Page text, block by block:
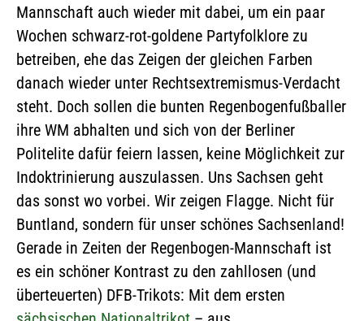
Mannschaft auch wieder mit dabei, um ein paar
Wochen schwarz-rot-goldene Partyfolklore zu
betreiben, ehe das Zeigen der gleichen Farben
danach wieder unter Rechtsextremismus-Verdacht
steht. Doch sollen die bunten Regenbogenfußballer
ihre WM abhalten und sich von der Berliner
Politelite dafür feiern lassen, keine Möglichkeit zur
Indoktrinierung auszulassen. Uns Sachsen geht
das sonst wo vorbei. Wir zeigen Flagge. Nicht für
Buntland, sondern für unser schönes Sachsenland!
Gerade in Zeiten der Regenbogen-Mannschaft ist
es ein schöner Kontrast zu den zahllosen (und
überteuerten) DFB-Trikots: Mit dem ersten